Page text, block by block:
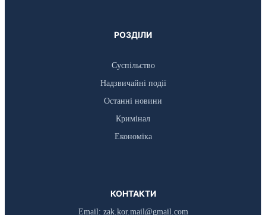
РОЗДІЛИ
Суспільство
Надзвичайні події
Останні новини
Кримінал
Економіка
КОНТАКТИ
Email: zak.kor.mail@gmail.com